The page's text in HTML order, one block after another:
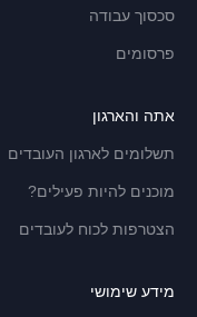
סכסוך עבודה
פרסומים
אתה והארגון
תשלומים לארגון העובדים
מוכנים להיות פעילים?
הצטרפות לכוח לעובדים
מידע שימושי